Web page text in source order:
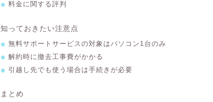
料金に関する評判
知っておきたい注意点
無料サポートサービスの対象はパソコン1台のみ
解約時に撤去工事費がかかる
引越し先でも使う場合は手続きが必要
まとめ